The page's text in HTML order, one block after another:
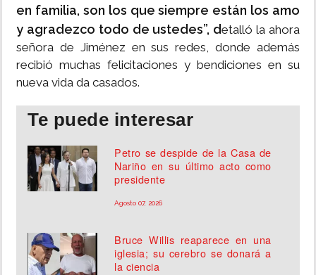
en familia, son los que siempre están los amo
y agradezco todo de ustedes”, detalló la ahora
señora de Jiménez en sus redes, donde además
recibió muchas felicitaciones y bendiciones en su
nueva vida da casados.
Te puede interesar
Petro se despide de la Casa de
Nariño en su último acto como
presidente
Agosto 07, 2026
Bruce Willis reaparece en una
iglesia; su cerebro se donará a
la ciencia